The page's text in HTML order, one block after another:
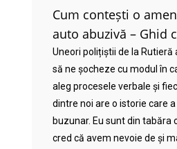
Cum contești o
auto abuzivă – Ghid
Uneori polițiștii de la Rutieră
să ne șocheze cu modul în
aleg procesele verbale și
dintre noi are o istorie care
buzunar. Eu sunt din tabăra
cred că avem nevoie de și